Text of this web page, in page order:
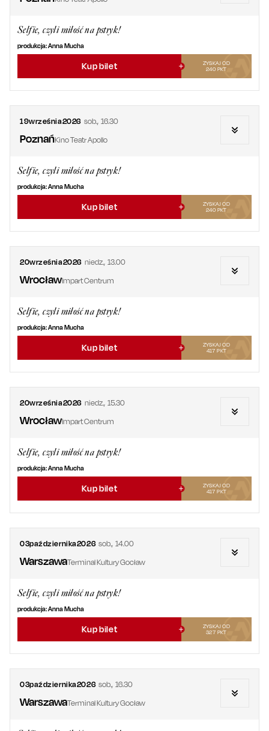
Selfie, czyli miłość na pstryk!
produkcja: Anna Mucha
Kup bilet
ZYSKAJ OD
240 PKT
19września2026 sob., 16.30
PoznańKino Teatr Apollo
Selfie, czyli miłość na pstryk!
produkcja: Anna Mucha
Kup bilet
ZYSKAJ OD
240 PKT
20września2026 niedz., 13.00
WrocławImpart Centrum
Selfie, czyli miłość na pstryk!
produkcja: Anna Mucha
Kup bilet
ZYSKAJ OD
417 PKT
20września2026 niedz., 15.30
WrocławImpart Centrum
Selfie, czyli miłość na pstryk!
produkcja: Anna Mucha
Kup bilet
ZYSKAJ OD
417 PKT
03października2026 sob.,14.00
WarszawaTerminal Kultury Gocław
Selfie, czyli miłość na pstryk!
produkcja: Anna Mucha
Kup bilet
ZYSKAJ OD
327 PKT
03października2026 sob.,16.30
WarszawaTerminal Kultury Gocław